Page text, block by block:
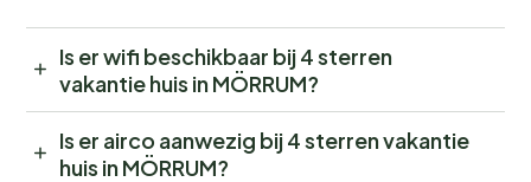
Is er wifi beschikbaar bij 4 sterren
vakantie huis in MÖRRUM?
Is er airco aanwezig bij 4 sterren vakantie
huis in MÖRRUM?